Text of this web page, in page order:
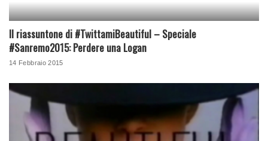
Il riassuntone di #TwittamiBeautiful – Speciale
#Sanremo2015: Perdere una Logan
14 Febbraio 2015